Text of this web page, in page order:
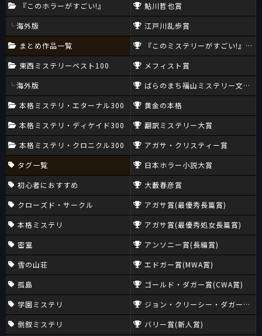
『このホラーがすごい!』
海外版
まとめ作品一覧
東西ミステリーベスト100
海外版
本格ミステリ・エターナル300
本格ミステリ・ディケイド300
本格ミステリ・クロニクル300
タグ一覧
初心者におすすめ
クローズド・サークル
本格ミステリ
密室
雪の山荘
孤島
学園ミステリ
倒叙ミステリ
鮎川哲也賞
江戸川乱歩賞
『このミステリーがすごい!』大賞
メフィスト賞
ばらのまち福山ミステリー文学新
黄金の本格
翻訳ミステリー大賞
アガサ・クリスティー賞
日本ホラー小説大賞
大藪春彦賞
アガサ賞(最優秀長篇賞)
アガサ賞(最優秀処女長篇賞)
アンソニー賞(長編賞)
エドガー賞(MWA賞)
ゴールド・ダガー賞(CWA賞)
ジョン・クリーシー・ダガー賞
バリー賞(新人賞)